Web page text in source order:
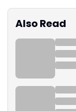
Also Read